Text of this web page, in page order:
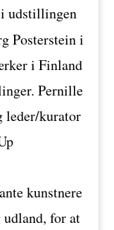
udstillingen
Posterstein i
i Finland
Pernille
leder/kurator
kunstnere
for at